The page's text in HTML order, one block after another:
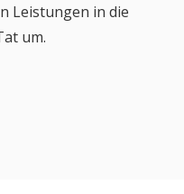
Leistungen in die
um.